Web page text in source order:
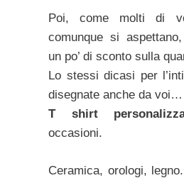
Poi, come molti di
comunque si
un po’ di sconto sulla
Lo stessi dicasi per
disegnate anche da voi…
T shirt
occasioni.
Ceramica, orologi,